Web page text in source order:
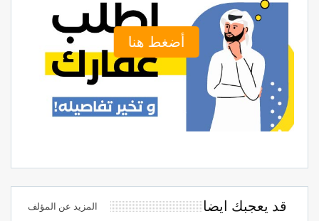
أضغط هنا
قد يعجبك ايضا المزيد عن المؤلف